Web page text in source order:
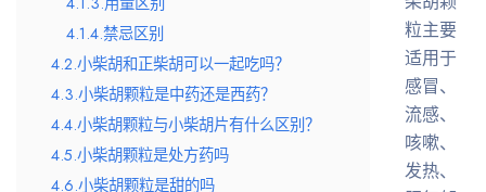
4.1.4.禁忌区别
4.2.小柴胡和正柴胡可以一起吃吗？
4.3.小柴胡颗粒是中药还是西药？
4.4.小柴胡颗粒与小柴胡片有什么区别？
4.5.小柴胡颗粒是处方药吗
4.6.小柴胡颗粒是甜的吗
粒主要
适用于
感冒、
流感、
咳嗽、
发热、